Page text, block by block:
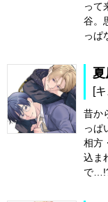
って
谷。
っぱ
夏
[
昔か
っぱ
相方
込ま
で